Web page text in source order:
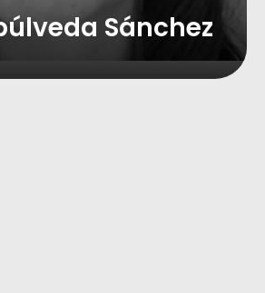
Sánchez